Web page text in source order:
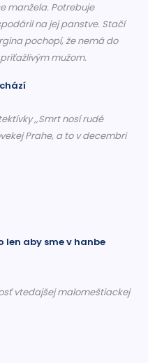
manžela. Potrebuje
na jej panstve. Stačí
pochopí, že nemá do
mužom.
,,Smrt nosí rudé
Prahe, a to v decembri
len aby sme v hanbe
vtedajšej malomeštiackej